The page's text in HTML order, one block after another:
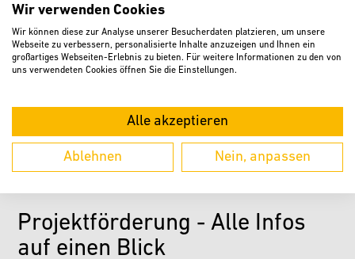
Download:
Präsentation "AuToRail OWL" im Ausschuss für
Mobilität und Verkehr am 17.01.2024
Aktuelle Informationenfinden Sie zudem in unserer
Pressemitteilung
Projektförderung - Alle Infos
auf einen Blick
Wir verwenden Cookies
Wir können diese zur Analyse unserer Besucherdaten platzieren, um unsere
Webseite zu verbessern, personalisierte Inhalte anzuzeigen und Ihnen ein
großartiges Webseiten-Erlebnis zu bieten. Für weitere Informationen zu den von
uns verwendeten Cookies öffnen Sie die Einstellungen.
Alle akzeptieren
Ablehnen Nein, anpassen